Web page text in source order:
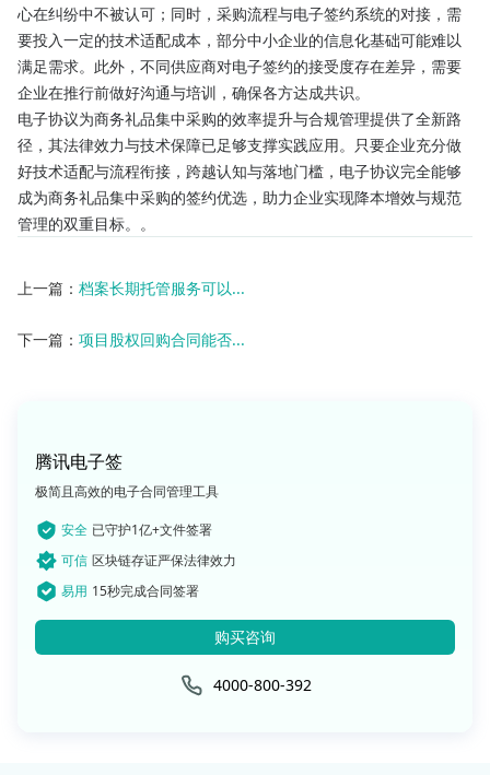
心在纠纷中不被认可；同时，采购流程与电子签约系统的对接，需
要投入一定的技术适配成本，部分中小企业的信息化基础可能难以
满足需求。此外，不同供应商对电子签约的接受度存在差异，需要
企业在推行前做好沟通与培训，确保各方达成共识。
电子协议为商务礼品集中采购的效率提升与合规管理提供了全新路
径，其法律效力与技术保障已足够支撑实践应用。只要企业充分做
好技术适配与流程衔接，跨越认知与落地门槛，电子协议完全能够
成为商务礼品集中采购的签约优选，助力企业实现降本增效与规范
管理的双重目标。。
上一篇： 档案长期托管服务可以...
下一篇： 项目股权回购合同能否...
腾讯电子签
极简且高效的电子合同管理工具
安全 已守护1亿+文件签署
可信 区块链存证严保法律效力
易用 15秒完成合同签署
购买咨询
4000-800-392